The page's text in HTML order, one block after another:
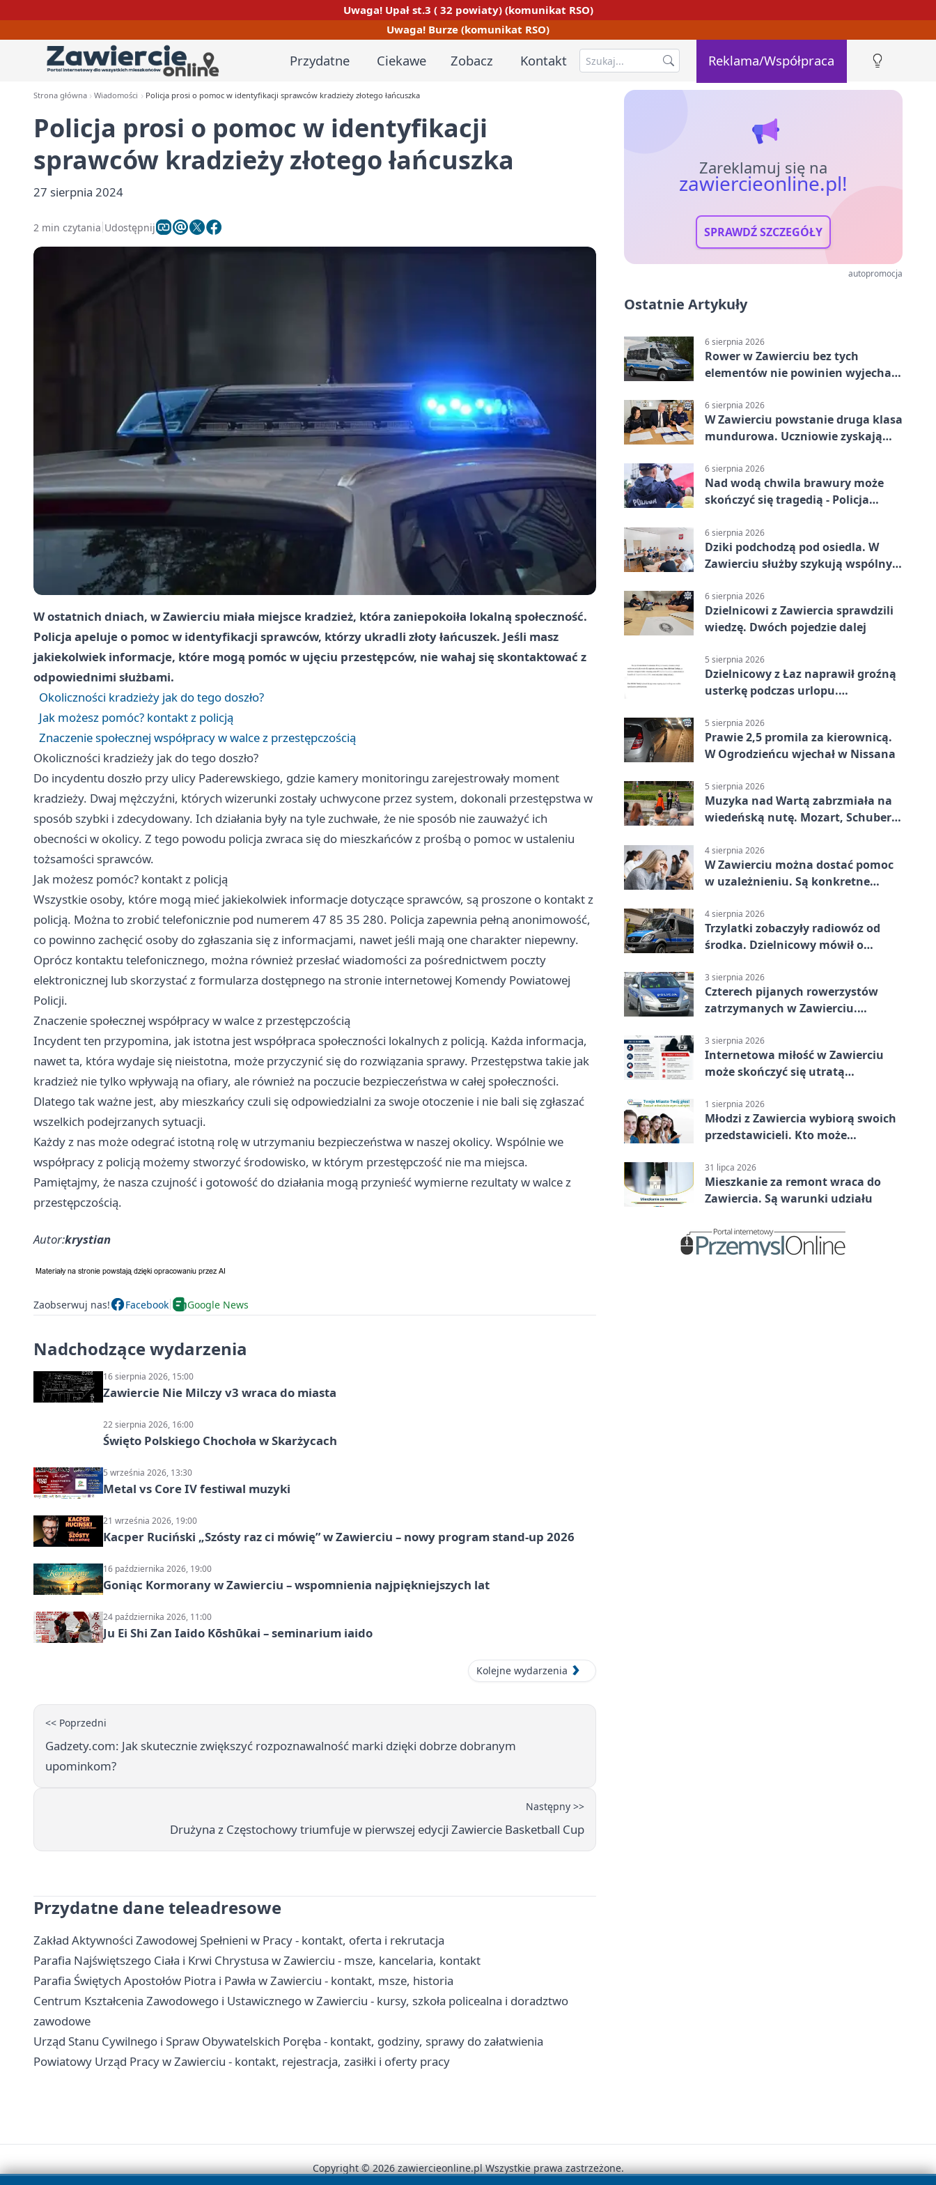
Uwaga! Upał st.3 ( 32 powiaty) (komunikat RSO)
Uwaga! Burze (komunikat RSO)
Przydatne Ciekawe Zobacz Kontakt Reklama/Współpraca
Strona główna Wiadomości Policja prosi o pomoc w identyfikacji sprawców kradzieży złotego łańcuszka
Policja prosi o pomoc w identyfikacji
sprawców kradzieży złotego łańcuszka
27 sierpnia 2024
2 min czytania Udostępnij
W ostatnich dniach, w Zawierciu miała miejsce kradzież, która zaniepokoiła lokalną społeczność.
Policja apeluje o pomoc w identyfikacji sprawców, którzy ukradli złoty łańcuszek. Jeśli masz
jakiekolwiek informacje, które mogą pomóc w ujęciu przestępców, nie wahaj się skontaktować z
odpowiednimi służbami.
Okoliczności kradzieży jak do tego doszło?
Jak możesz pomóc? kontakt z policją
Znaczenie społecznej współpracy w walce z przestępczością
Okoliczności kradzieży jak do tego doszło?
Do incydentu doszło przy ulicy Paderewskiego, gdzie kamery monitoringu zarejestrowały moment
kradzieży. Dwaj mężczyźni, których wizerunki zostały uchwycone przez system, dokonali przestępstwa w
sposób szybki i zdecydowany. Ich działania były na tyle zuchwałe, że nie sposób nie zauważyć ich
obecności w okolicy. Z tego powodu policja zwraca się do mieszkańców z prośbą o pomoc w ustaleniu
tożsamości sprawców.
Jak możesz pomóc? kontakt z policją
Wszystkie osoby, które mogą mieć jakiekolwiek informacje dotyczące sprawców, są proszone o kontakt z
policją. Można to zrobić telefonicznie pod numerem 47 85 35 280. Policja zapewnia pełną anonimowość,
co powinno zachęcić osoby do zgłaszania się z informacjami, nawet jeśli mają one charakter niepewny.
Oprócz kontaktu telefonicznego, można również przesłać wiadomości za pośrednictwem poczty
elektronicznej lub skorzystać z formularza dostępnego na stronie internetowej Komendy Powiatowej
Policji.
Znaczenie społecznej współpracy w walce z przestępczością
Incydent ten przypomina, jak istotna jest współpraca społeczności lokalnych z policją. Każda informacja,
nawet ta, która wydaje się nieistotna, może przyczynić się do rozwiązania sprawy. Przestępstwa takie jak
kradzież nie tylko wpływają na ofiary, ale również na poczucie bezpieczeństwa w całej społeczności.
Dlatego tak ważne jest, aby mieszkańcy czuli się odpowiedzialni za swoje otoczenie i nie bali się zgłaszać
wszelkich podejrzanych sytuacji.
Każdy z nas może odegrać istotną rolę w utrzymaniu bezpieczeństwa w naszej okolicy. Wspólnie we
współpracy z policją możemy stworzyć środowisko, w którym przestępczość nie ma miejsca.
Pamiętajmy, że nasza czujność i gotowość do działania mogą przynieść wymierne rezultaty w walce z
przestępczością.
Autor:krystian
Zaobserwuj nas! Facebook Google News
Nadchodzące wydarzenia
16 sierpnia 2026, 15:00
Zawiercie Nie Milczy v3 wraca do miasta
22 sierpnia 2026, 16:00
Święto Polskiego Chochoła w Skarżycach
5 września 2026, 13:30
Metal vs Core IV festiwal muzyki
21 września 2026, 19:00
Kacper Ruciński „Szósty raz ci mówię” w Zawierciu – nowy program stand-up 2026
16 października 2026, 19:00
Goniąc Kormorany w Zawierciu – wspomnienia najpiękniejszych lat
24 października 2026, 11:00
Ju Ei Shi Zan Iaido Kōshūkai – seminarium iaido
Kolejne wydarzenia
<< Poprzedni
Gadzety.com: Jak skutecznie zwiększyć rozpoznawalność marki dzięki dobrze dobranym
upominkom?
Następny >>
Drużyna z Częstochowy triumfuje w pierwszej edycji Zawiercie Basketball Cup
Przydatne dane teleadresowe
Zakład Aktywności Zawodowej Spełnieni w Pracy - kontakt, oferta i rekrutacja
Parafia Najświętszego Ciała i Krwi Chrystusa w Zawierciu - msze, kancelaria, kontakt
Parafia Świętych Apostołów Piotra i Pawła w Zawierciu - kontakt, msze, historia
Centrum Kształcenia Zawodowego i Ustawicznego w Zawierciu - kursy, szkoła policealna i doradztwo
zawodowe
Urząd Stanu Cywilnego i Spraw Obywatelskich Poręba - kontakt, godziny, sprawy do załatwienia
Powiatowy Urząd Pracy w Zawierciu - kontakt, rejestracja, zasiłki i oferty pracy
Zareklamuj się na
zawiercieonline.pl!
SPRAWDŹ SZCZEGÓŁY
autopromocja
Ostatnie Artykuły
6 sierpnia 2026
Rower w Zawierciu bez tych
elementów nie powinien wyjechać
6 sierpnia 2026
W Zawierciu powstanie druga klasa
mundurowa. Uczniowie zyskają
6 sierpnia 2026
Nad wodą chwila brawury może
skończyć się tragedią - Policja
6 sierpnia 2026
Dziki podchodzą pod osiedla. W
Zawierciu służby szykują wspólny
6 sierpnia 2026
Dzielnicowi z Zawiercia sprawdzili
wiedzę. Dwóch pojedzie dalej
5 sierpnia 2026
Dzielnicowy z Łaz naprawił groźną
usterkę podczas urlopu.
5 sierpnia 2026
Prawie 2,5 promila za kierownicą.
W Ogrodzieńcu wjechał w Nissana
5 sierpnia 2026
Muzyka nad Wartą zabrzmiała na
wiedeńską nutę. Mozart, Schubert i
4 sierpnia 2026
W Zawierciu można dostać pomoc
w uzależnieniu. Są konkretne
4 sierpnia 2026
Trzylatki zobaczyły radiowóz od
środka. Dzielnicowy mówił o
3 sierpnia 2026
Czterech pijanych rowerzystów
zatrzymanych w Zawierciu.
promila
3 sierpnia 2026
Internetowa miłość w Zawierciu
może skończyć się utratą
1 sierpnia 2026
Młodzi z Zawiercia wybiorą swoich
przedstawicieli. Kto może
31 lipca 2026
Mieszkanie za remont wraca do
Zawiercia. Są warunki udziału
Copyright © 2026 zawiercieonline.pl Wszystkie prawa zastrzeżone.